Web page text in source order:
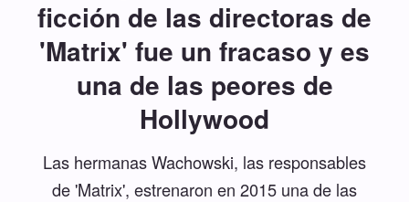
ficción de las directoras de
'Matrix' fue un fracaso y es
una de las peores de
Hollywood
Las hermanas Wachowski, las responsables
de 'Matrix', estrenaron en 2015 una de las